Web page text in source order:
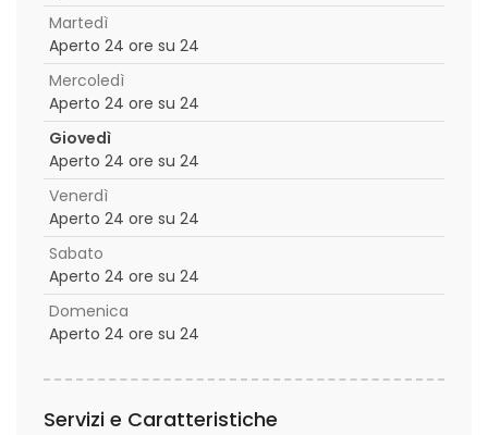
Martedì
Aperto 24 ore su 24
Mercoledì
Aperto 24 ore su 24
Giovedì
Aperto 24 ore su 24
Venerdì
Aperto 24 ore su 24
Sabato
Aperto 24 ore su 24
Domenica
Aperto 24 ore su 24
Servizi e Caratteristiche